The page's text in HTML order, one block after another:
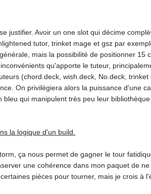
justifier. Avoir un one slot qui décime
tutor, trinket mage et gsz par
mais la possibilité de positionner 15
qu'apporte le tuteur,
(chord.deck, wish.deck, No.deck,
On privilégiera alors la puissance d'une
qui manipulent très peu leur
la logique d'un build.
ça nous permet de gagner le tour
une cohérence dans mon paquet de
pièces pour tourner, mais je crois à